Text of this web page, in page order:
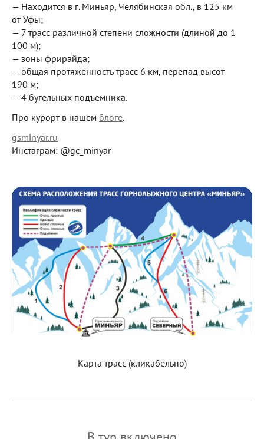
— Находится в г. Миньяр, Челябинская обл., в 125 км
от Уфы;
— 7 трасс различной степени сложности (длиной до 1
100 м);
— зоны фрирайда;
— общая протяженность трасс 6 км, перепад высот
190 м;
— 4 бугельных подъемника.
Про курорт в нашем блоге.
gsminyar.ru
Инстаграм: @gc_minyar
Карта трасс (кликабельно)